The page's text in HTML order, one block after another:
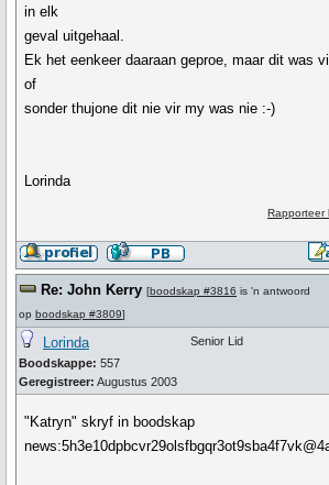
in elk
geval uitgehaal.
Ek het eenkeer daaraan geproe, maar dit was
of
sonder thujone dit nie vir my was nie :-)
Lorinda
Rapporteer
Re: John Kerry [boodskap #3816 is 'n antwoord
op boodskap #3809]
Lorinda
Boodskappe: 557
Geregistreer: Augustus 2003
Senior Lid
"Katryn" skryf in boodskap